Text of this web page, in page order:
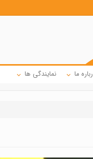
ما نمایندگی ها